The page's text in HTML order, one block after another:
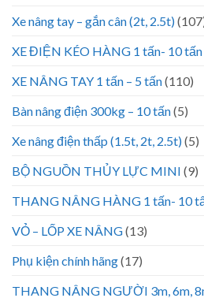
Xe nâng tay – gắn cân (2t, 2.5t)
XE ĐIỆN KÉO HÀNG 1 tấn- 10 tấn
XE NÂNG TAY 1 tấn – 5 tấn(110)
Bàn nâng điện 300kg – 10 tấn(5)
Xe nâng điện thấp (1.5t, 2t, 2.5t)(5)
BỘ NGUỒN THỦY LỰC MINI (9)
THANG NÂNG HÀNG 1 tấn- 10
VỎ – LỐP XE NÂNG(13)
Phụ kiện chính hãng(17)
THANG NÂNG NGƯỜI 3m, 6m,